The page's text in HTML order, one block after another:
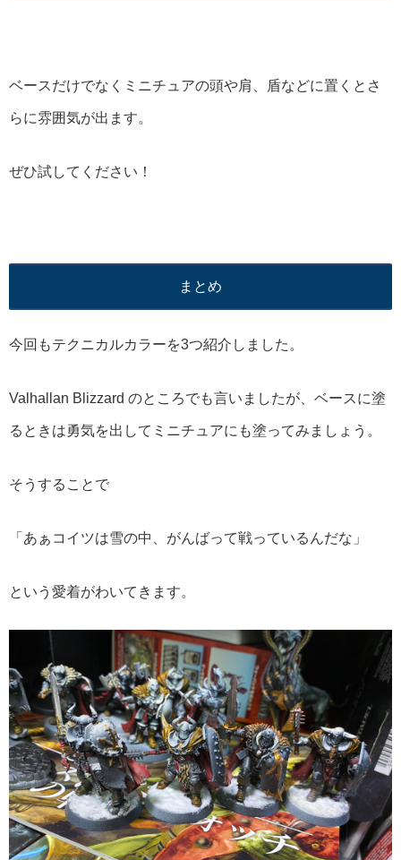
ベースだけでなくミニチュアの頭や肩、盾などに置くとさ
らに雰囲気が出ます。
ぜひ試してください！
まとめ
今回もテクニカルカラーを3つ紹介しました。
Valhallan Blizzard のところでも言いましたが、ベースに塗
るときは勇気を出してミニチュアにも塗ってみましょう。
そうすることで
「あぁコイツは雪の中、がんばって戦っているんだな」
という愛着がわいてきます。